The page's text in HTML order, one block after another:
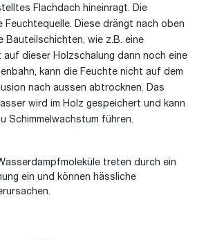
Flachdach hineinragt. Die
Feuchtequelle. Diese drängt nach oben
Bauteilschichten, wie z.B. eine
auf dieser Holzschalung dann noch eine
kann die Feuchte nicht auf dem
nach aussen abtrocknen. Das
wird im Holz gespeichert und kann
Schimmelwachstum führen.
treten durch ein
ein und können hässliche